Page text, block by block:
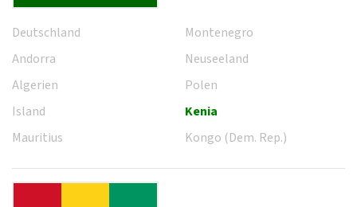
Deutschland
Andorra
Algerien
Island
Mauritius
Montenegro
Neuseeland
Polen
Kenia
Kongo (Dem. Rep.)